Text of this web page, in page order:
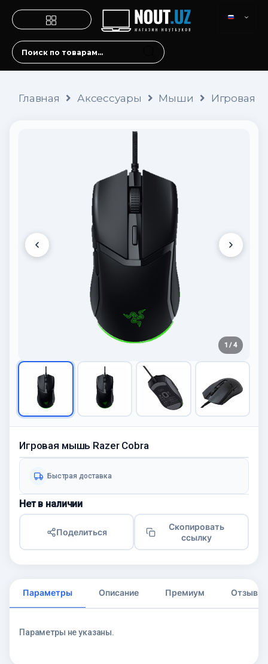
Главная Аксессуары Мыши Игровая
1 / 4
Игровая мышь Razer Cobra
Быстрая доставка
Нет в наличии
Поделиться
Скопировать
ссылку
Параметры Описание Премиум Отзывы
Параметры не указаны.